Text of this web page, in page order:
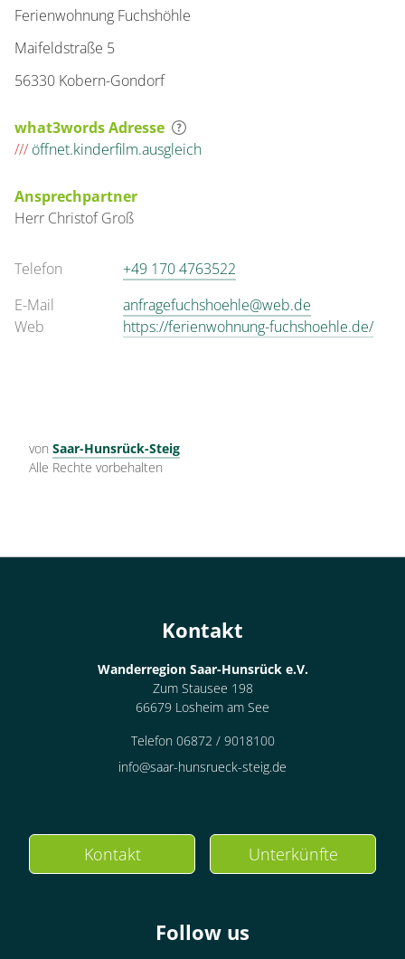
Ferienwohnung Fuchshöhle
Maifeldstraße 5
56330 Kobern-Gondorf
what3words Adresse
/// öffnet.kinderfilm.ausgleich
Ansprechpartner
Herr ChristofGroß
Telefon
+49 170 4763522
E-Mail
anfragefuchshoehle@web.de
Web
https://ferienwohnung-fuchshoehle.de/
von Saar-Hunsrück-Steig
Alle Rechte vorbehalten
Kontakt
Wanderregion Saar-Hunsrück e.V.
Zum Stausee 198
66679 Losheim am See
Telefon 06872 / 9018100
info@saar-hunsrueck-steig.de
Kontakt Unterkünfte
Follow us